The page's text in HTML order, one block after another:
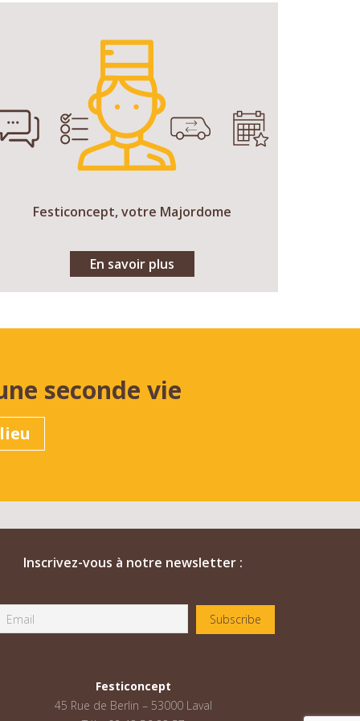
Festiconcept, votre Majordome
En savoir plus
seconde vie
Inscrivez-vous à notre newsletter :
Festiconcept
45 Rue de Berlin – 53000 Laval